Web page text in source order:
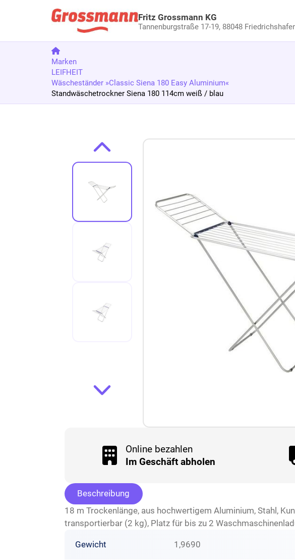
Fritz Grossmann KG
Tannenburgstraße 17-19,88048
Marken
LEIFHEIT
Wäscheständer »Classic Siena 180 Easy Aluminium«
Standwäschetrockner Siena 180 114cm weiß / blau
Zur Produktbeschreibung springen
Online bezahlen
Im Geschäft abholen
Beschreibung
18 m Trockenlänge, aus hochwertigem Aluminium, Stahl,
transportierbar (2 kg), Platz für bis zu 2
Gewicht 1,9690